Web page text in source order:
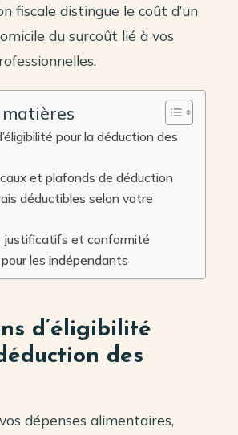
fiscale distingue le coût d’un
du surcoût lié à vos
pour la déduction des
et plafonds de déduction
déductibles selon votre
justificatifs et conformité
les indépendants
d’éligibilité
des
dépenses alimentaires,